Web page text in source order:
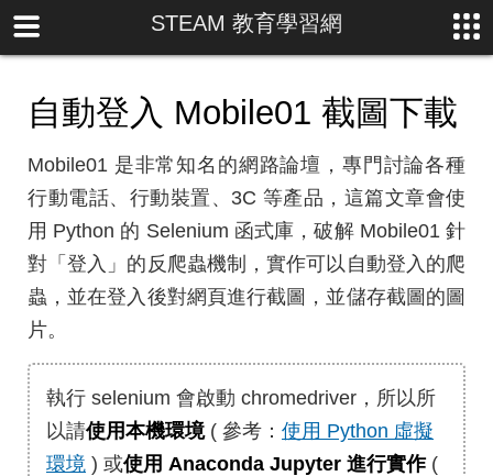
STEAM 教育學習網
自動登入 Mobile01 截圖下載
Mobile01 是非常知名的網路論壇，專門討論各種
行動電話、行動裝置、3C 等產品，這篇文章會使
用 Python 的 Selenium 函式庫，破解 Mobile01 針
對「登入」的反爬蟲機制，實作可以自動登入的爬
蟲，並在登入後對網頁進行截圖，並儲存截圖的圖
片。
執行 selenium 會啟動 chromedriver，所以所
以請使用本機環境( 參考： 使用 Python 虛擬
環境 ) 或使用 Anaconda Jupyter 進行實作(